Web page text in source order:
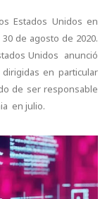
Estados Unidos en
de agosto de 2020.
Unidos anunció
en particular
de ser responsable
en julio.